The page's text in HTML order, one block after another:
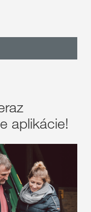
aplikácie!